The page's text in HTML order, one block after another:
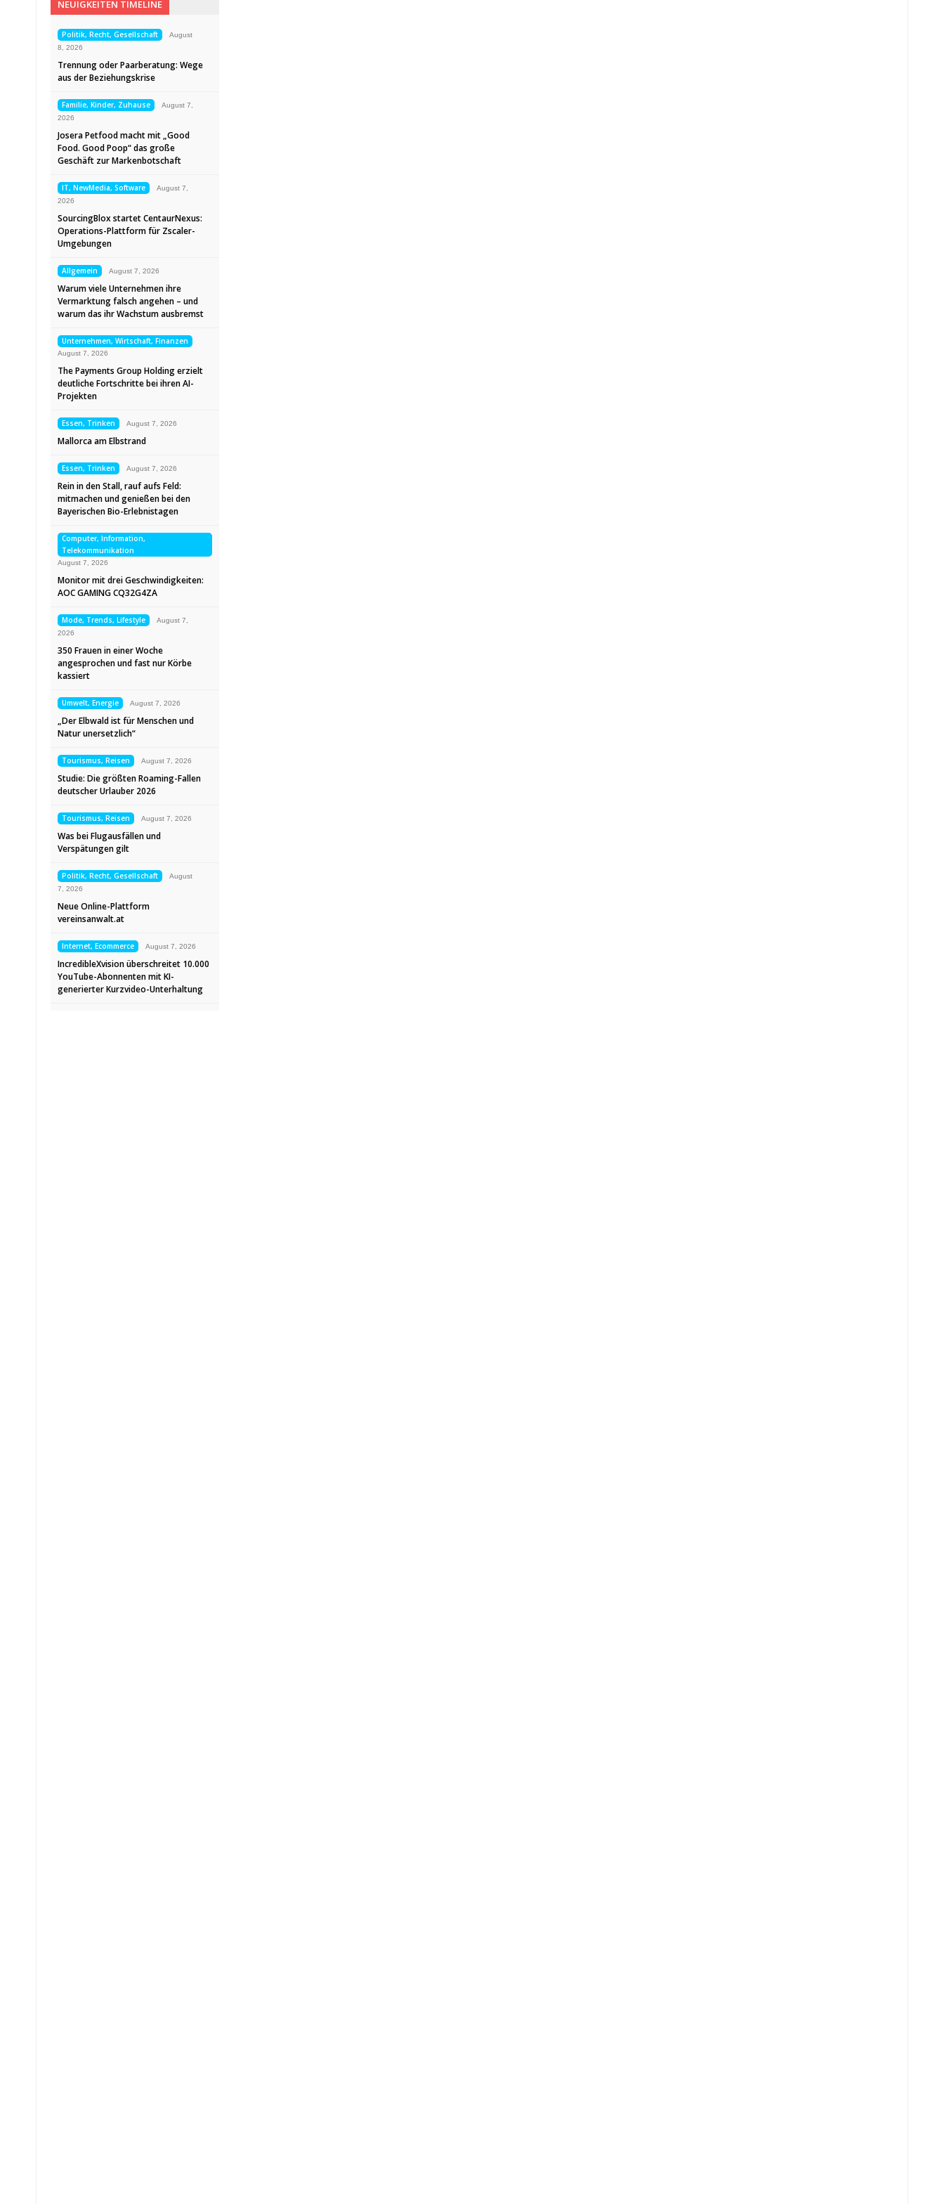
NEUIGKEITEN TIMELINE
Politik, Recht, Gesellschaft
August
8, 2026
Trennung oder Paarberatung: Wege
aus der Beziehungskrise
Familie, Kinder, Zuhause
August 7,
2026
Josera Petfood macht mit „Good
Food. Good Poop“ das große
Geschäft zur Markenbotschaft
IT, NewMedia, Software
August 7,
2026
SourcingBlox startet CentaurNexus:
Operations-Plattform für Zscaler-
Umgebungen
Allgemein August 7, 2026
Warum viele Unternehmen ihre
Vermarktung falsch angehen – und
warum das ihr Wachstum ausbremst
Unternehmen, Wirtschaft, Finanzen
August 7, 2026
The Payments Group Holding erzielt
deutliche Fortschritte bei ihren AI-
Projekten
Essen, Trinken August 7, 2026
Mallorca am Elbstrand
Essen, Trinken August 7, 2026
Rein in den Stall, rauf aufs Feld:
mitmachen und genießen bei den
Bayerischen Bio-Erlebnistagen
Computer, Information,
Telekommunikation
August 7, 2026
Monitor mit drei Geschwindigkeiten:
AOC GAMING CQ32G4ZA
Mode, Trends, Lifestyle
August 7,
2026
350 Frauen in einer Woche
angesprochen und fast nur Körbe
kassiert
Umwelt, Energie August 7, 2026
„Der Elbwald ist für Menschen und
Natur unersetzlich“
Tourismus, Reisen August 7, 2026
Studie: Die größten Roaming-Fallen
deutscher Urlauber 2026
Tourismus, Reisen August 7, 2026
Was bei Flugausfällen und
Verspätungen gilt
Politik, Recht, Gesellschaft
August
7, 2026
Neue Online-Plattform
vereinsanwalt.at
Internet, Ecommerce August 7, 2026
IncredibleXvision überschreitet 10.000
YouTube-Abonnenten mit KI-
generierter Kurzvideo-Unterhaltung